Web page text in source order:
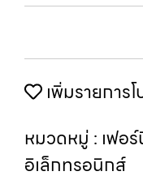
เพิ่มรายการ
หมวดหมู่ : เฟอ
อิเล็กทรอนิกส์